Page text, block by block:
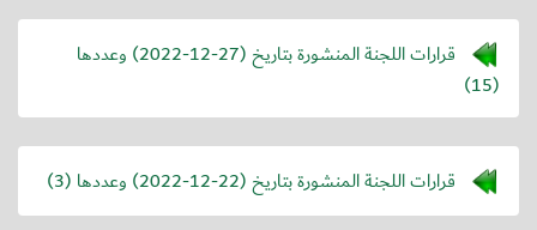
قرارات اللجنة المنشورة بتاريخ (2022-12-27) وعددها
(15)
قرارات اللجنة المنشورة بتاريخ (2022-12-22) وعددها (3)